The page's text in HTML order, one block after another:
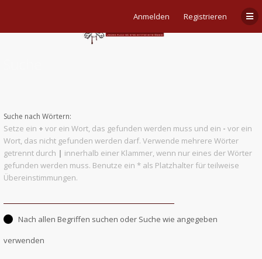
Anmelden Registrieren
Suche nach Wörtern:
Setze ein + vor ein Wort, das gefunden werden muss und ein - vor ein
Wort, das nicht gefunden werden darf. Verwende mehrere Wörter
getrennt durch | innerhalb einer Klammer, wenn nur eines der Wörter
gefunden werden muss. Benutze ein * als Platzhalter für teilweise
Übereinstimmungen.
Nach allen Begriffen suchen oder Suche wie angegeben
verwenden